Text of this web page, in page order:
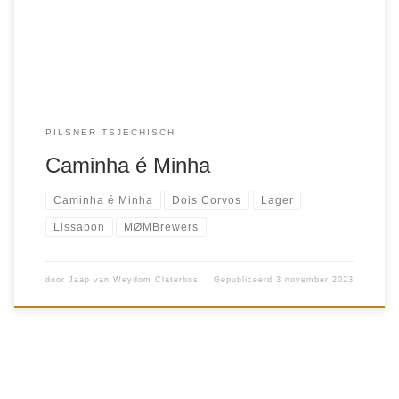
PILSNER TSJECHISCH
Caminha é Minha
Caminha é Minha Dois Corvos Lager
Lissabon MØMBrewers
door Jaap van Weydom Claterbos Gepubliceerd3 november 2023